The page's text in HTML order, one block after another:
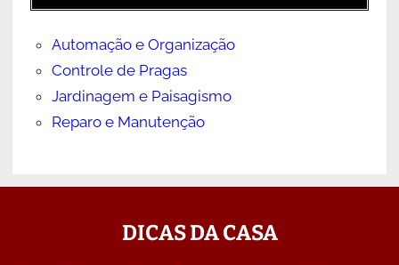
Automação e Organização
Controle de Pragas
Jardinagem e Paisagismo
Reparo e Manutenção
DICAS DA CASA